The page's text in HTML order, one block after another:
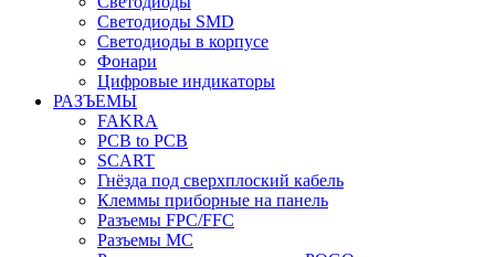
Светодиоды SMD
Светодиоды в корпусе
Фонари
Цифровые индикаторы
РАЗЪЕМЫ
FAKRA
PCB to PCB
SCART
Гнёзда под сверхплоский кабель
Клеммы приборные на панель
Разъемы FPC/FFC
Разъемы MC